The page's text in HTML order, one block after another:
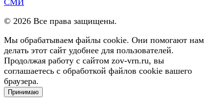
СМИ
© 2026 Все права защищены.
Мы обрабатываем файлы cookie. Они помогают нам
делать этот сайт удобнее для пользователей.
Продолжая работу с сайтом zov-vrn.ru, вы
соглашаетесь с обработкой файлов cookie вашего
браузера.
Принимаю